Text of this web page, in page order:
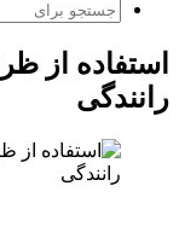
استفاده از
رانندگی